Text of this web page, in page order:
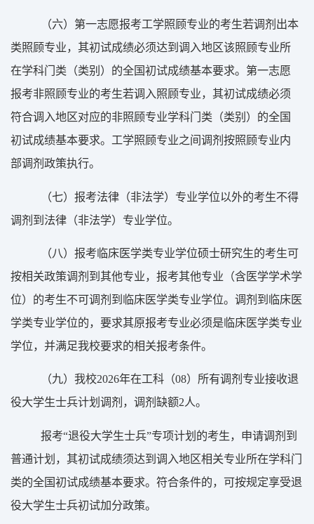
（六） 第一志愿报考工学照顾专业的考生若调剂出本
类照顾专业，其初试成绩必须达到调入地区该照顾专业所
在学科门类（类别）的全国初试成绩基本要求。第一志愿
报考非照顾专业的考生若调入照顾专业，其初试成绩必须
符合调入地区对应的非照顾专业学科门类（类别）的全国
初试成绩基本要求。工学照顾专业之间调剂按照顾专业内
部调剂政策执行。
（七） 报考法律（非法学）专业学位以外的考生不得
调剂到法律（非法学）专业学位。
（八） 报考临床医学类专业学位硕士研究生的考生可
按相关政策调剂到其他专业，报考其他专业（含医学学术学
位）的考生不可调剂到临床医学类专业学位。调剂到临床医
学类专业学位的，要求其原报考专业必须是临床医学类专业
学位，并满足我校要求的相关报考条件。
（九）我校2026年在工科（08）所有调剂专业接收退
役大学生士兵计划调剂，调剂缺额2人。
报考“退役大学生士兵”专项计划的考生，申请调剂到
普通计划，其初试成绩须达到调入地区相关专业所在学科门
类的全国初试成绩基本要求。符合条件的，可按规定享受退
役大学生士兵初试加分政策。